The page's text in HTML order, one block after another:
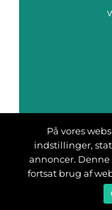
På vores
indstillinger,
annoncer.
fortsat brug af